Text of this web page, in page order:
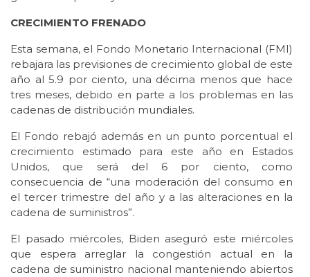
CRECIMIENTO FRENADO
Esta semana, el Fondo Monetario Internacional (FMI)
rebajara las previsiones de crecimiento global de este
año al 5.9 por ciento, una décima menos que hace
tres meses, debido en parte a los problemas en las
cadenas de distribución mundiales.
El Fondo rebajó además en un punto porcentual el
crecimiento estimado para este año en Estados
Unidos, que será del 6 por ciento, como
consecuencia de “una moderación del consumo en
el tercer trimestre del año y a las alteraciones en la
cadena de suministros”.
El pasado miércoles, Biden aseguró este miércoles
que espera arreglar la congestión actual en la
cadena de suministro nacional manteniendo abiertos